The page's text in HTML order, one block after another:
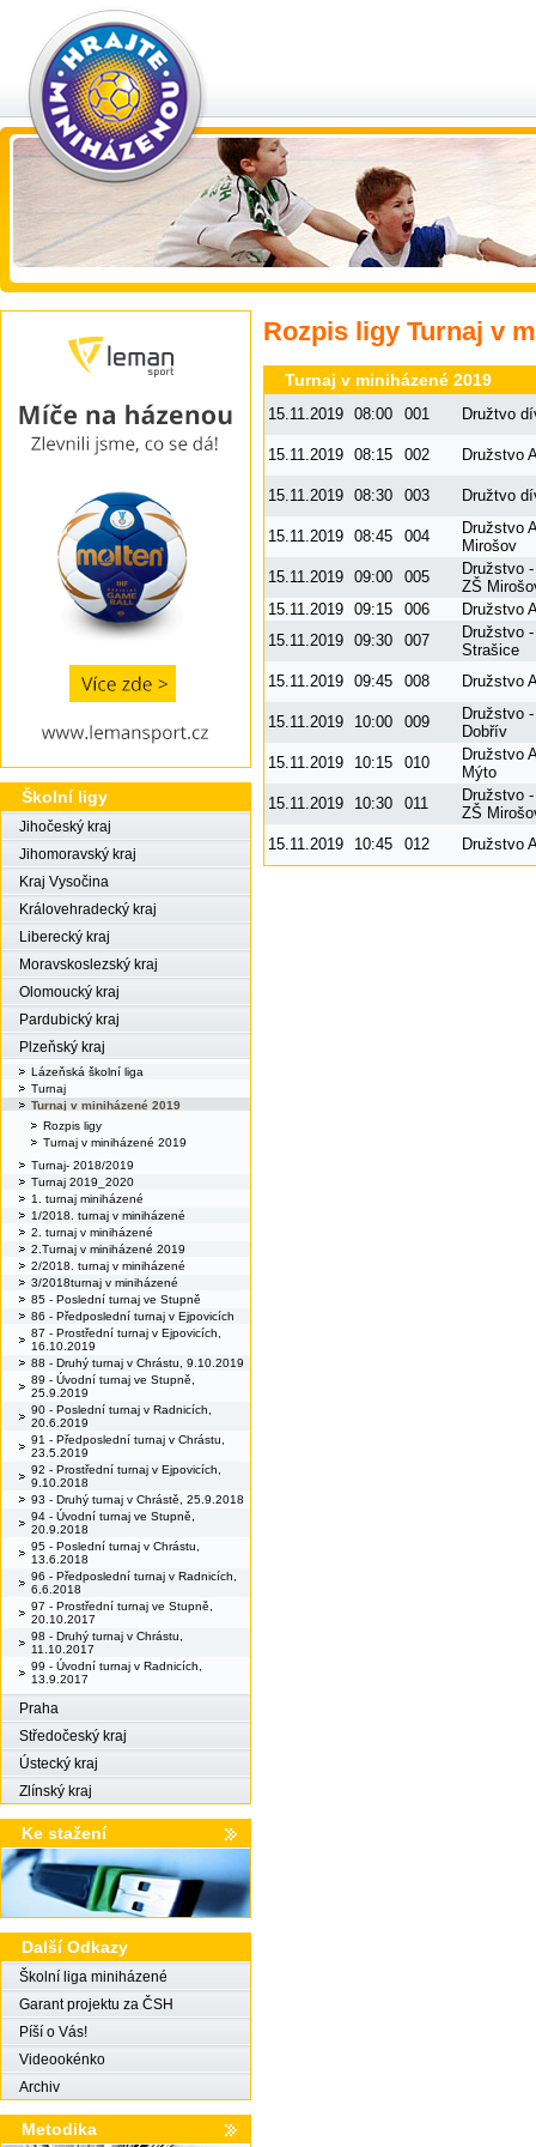
Školní ligy
Jihočeský kraj
Jihomoravský kraj
Kraj Vysočina
Královehradecký kraj
Liberecký kraj
Moravskoslezský kraj
Olomoucký kraj
Pardubický kraj
Plzeňský kraj
Lázeňská školní liga
Turnaj
Turnaj v miniházené 2019
Rozpis ligy
Turnaj v miniházené 2019
Turnaj- 2018/2019
Turnaj 2019_2020
1. turnaj miniházené
1/2018. turnaj v miniházené
2. turnaj v miniházené
2.Turnaj v miniházené 2019
2/2018. turnaj v miniházené
3/2018turnaj v miniházené
85 - Poslední turnaj ve Stupně
86 - Předposlední turnaj v Ejpovicích
87 - Prostřední turnaj v Ejpovicích,
16.10.2019
88 - Druhý turnaj v Chrástu, 9.10.2019
89 - Úvodní turnaj ve Stupně,
25.9.2019
90 - Poslední turnaj v Radnicích,
20.6.2019
91 - Předposlední turnaj v Chrástu,
23.5.2019
92 - Prostřední turnaj v Ejpovicích,
9.10.2018
93 - Druhý turnaj v Chrástě, 25.9.2018
94 - Úvodní turnaj ve Stupně,
20.9.2018
95 - Poslední turnaj v Chrástu,
13.6.2018
96 - Předposlední turnaj v Radnicích,
6.6.2018
97 - Prostřední turnaj ve Stupně,
20.10.2017
98 - Druhý turnaj v Chrástu,
11.10.2017
99 - Úvodní turnaj v Radnicích,
13.9.2017
Praha
Středočeský kraj
Ústecký kraj
Zlínský kraj
Ke stažení
Další Odkazy
Školní liga miniházené
Garant projektu za ČSH
Píší o Vás!
Videookénko
Archiv
Metodika
Rozpis ligy Turnaj v
Turnaj v miniházené 2019
15.11.2019 08:00 001 Družtvo
15.11.2019 08:15 002 Družstvo
15.11.2019 08:30 003 Družtvo
15.11.2019 08:45 004
Družstvo
Mirošov
15.11.2019 09:00 005
Družstvo
ZŠ
15.11.2019 09:15 006
Družstvo
15.11.2019 09:30 007
Družstvo
Strašice
15.11.2019 09:45 008 Družstvo
15.11.2019 10:00 009
Družstvo
Dobřív
15.11.2019
10:15 010
Družstvo
Mýto
15.11.2019
10:30 011
Družstvo
ZŠ
15.11.2019
10:45 012 Družstvo